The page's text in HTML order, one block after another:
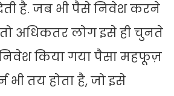
देती है. जब भी पैसे निवेश करने
अधिकतर लोग इसे ही चुनते
किया गया पैसा महफूज़
भी तय होता है, जो इसे